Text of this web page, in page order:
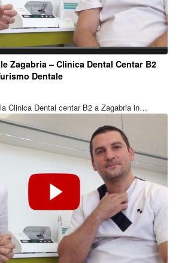
Zagabria – Clinica Dental Centar B2
Dentale
Clinica Dental centar B2 a Zagabria in…